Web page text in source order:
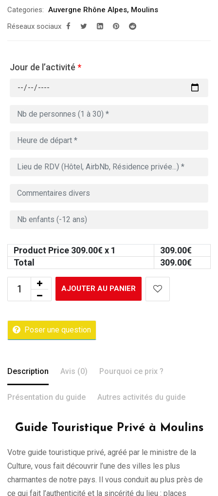
Categories: Auvergne Rhône Alpes, Moulins
Réseaux sociaux
Jour de l’activité *
Product Price 309.00€ x 1 309.00€
Total
309.00€
AJOUTER AU PANIER
Poser une question
Description Avis (0) Pourquoi ce prix ?
Présentation du guide Autres activités du guide
Guide Touristique Privé à Moulins
Votre guide touristique privé, agréé par le ministre de la
Culture, vous fait découvrir l’une des villes les plus
charmantes de notre pays. Il vous conduit au plus près de
ce qui fait l’authenticité et la sincérité du lieu : places